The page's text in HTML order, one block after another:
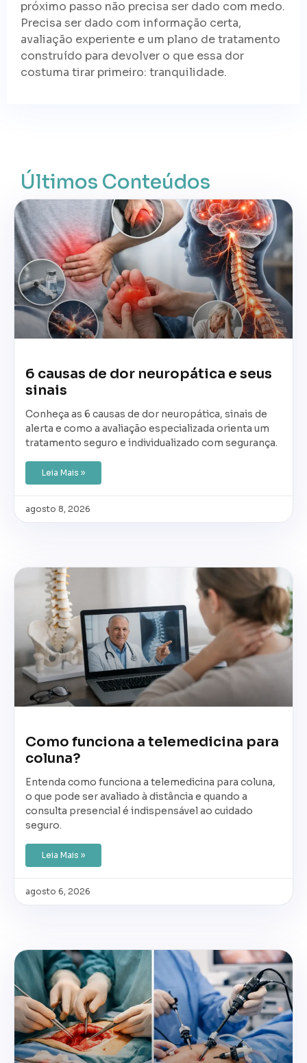
próximo passo não precisa ser dado com medo.
Precisa ser dado com informação certa,
avaliação experiente e um plano de tratamento
construído para devolver o que essa dor
costuma tirar primeiro: tranquilidade.
Últimos Conteúdos
6 causas de dor neuropática e seus
sinais
Conheça as 6 causas de dor neuropática, sinais de
alerta e como a avaliação especializada orienta um
tratamento seguro e individualizado com segurança.
Leia Mais »
agosto 8, 2026
Como funciona a telemedicina para
coluna?
Entenda como funciona a telemedicina para coluna,
o que pode ser avaliado à distância e quando a
consulta presencial é indispensável ao cuidado
seguro.
Leia Mais »
agosto 6, 2026